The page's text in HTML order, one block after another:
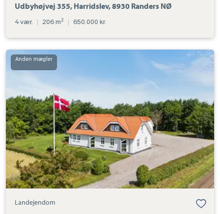
Udbyhøjvej 355, Harridslev, 8930 Randers NØ
4 vær. | 206 m2 | 650.000 kr.
Landejendom:
8930
Randers
NØ
Landejendom